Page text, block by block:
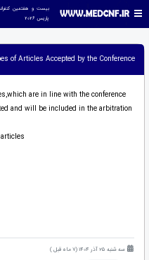
پاریس 2026
of Articles Accepted by the Conference
are in line with the conference
and will be included in the arbitration
articles
سه شنبه 25 آذر 1404 (7 ماه قبل )